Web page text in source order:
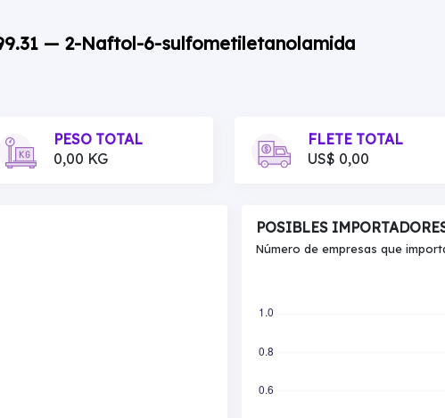
— 2-Naftol-6-sulfometiletanolamida
PESO TOTAL
0,00 KG
FLETE TOTAL
US$ 0,00
POSIBLES
Número de empresas que